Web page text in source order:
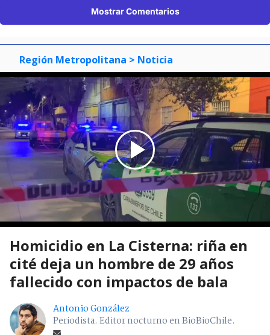
Mostrar Comentarios
Región Metropolitana > Noticia
Homicidio en La Cisterna: riña en
cité deja un hombre de 29 años
fallecido con impactos de bala
Antonio González
Periodista. Editor nocturno en BioBioChile.